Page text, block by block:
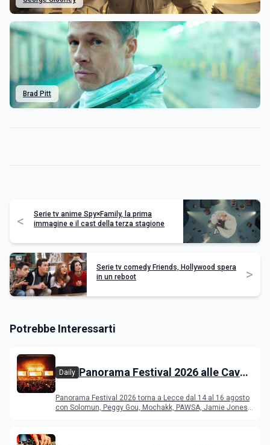
Brad Pitt
<
Serie tv anime Spy×Family, la prima
immagine e il cast della terza stagione
Serie tv comedy Friends, Hollywood spera
in un reboot
>
Potrebbe Interessarti
Daily Panorama Festival 2026 alle Cave
programma
Panorama Festival 2026 torna a Lecce dal 14 al 16 agosto
con Solomun, Peggy Gou, Mochakk, PAWSA, Jamie Jones